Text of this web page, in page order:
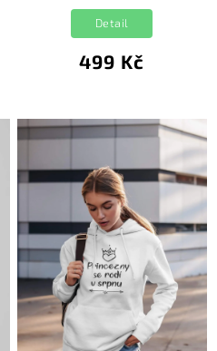
499 Kč
Detail